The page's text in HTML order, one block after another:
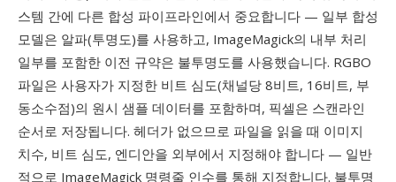
스템 간에 다른 합성 파이프라인에서 중요합니다 — 일부 합성
모델은 알파(투명도)를 사용하고, ImageMagick의 내부 처리
일부를 포함한 이전 규약은 불투명도를 사용했습니다. RGBO
파일은 사용자가 지정한 비트 심도(채널당 8비트, 16비트, 부
동소수점)의 원시 샘플 데이터를 포함하며, 픽셀은 스캔라인
순서로 저장됩니다. 헤더가 없으므로 파일을 읽을 때 이미지
치수, 비트 심도, 엔디안을 외부에서 지정해야 합니다 — 일반
적으로 ImageMagick 명령줄 인수를 통해 지정합니다. 불투명